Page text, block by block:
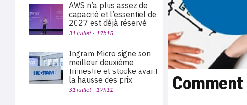
AWS n’a plus assez de
capacité et l’essentiel de
2027 est déjà réservé
31 juillet - 17h15
Ingram Micro signe son
meilleur deuxième
trimestre et stocke avant
la hausse des prix
31 juillet - 17h11